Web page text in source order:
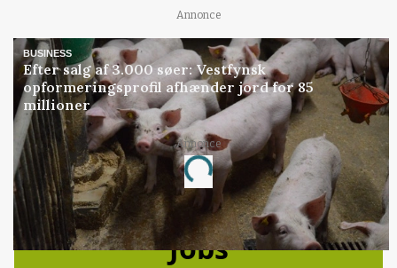
Annonce
BUSINESS
Efter salg af 3.000 søer: Vestfynsk
opformeringsprofil afhænder jord for 85
millioner
Annonce
Loading...
Jobs